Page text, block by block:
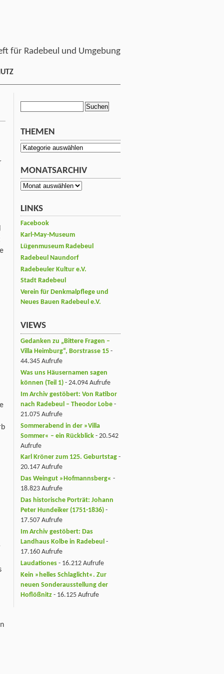
für Radebeul und Umgebung
THEMEN
Themen
MONATSARCHIV
Monatsarchiv
LINKS
Facebook
Karl-May-Museum
Lügenmuseum Radebeul
Radebeul Naundorf
Radebeuler Kultur e.V.
Stadt Radebeul
Verein für Denkmalpflege und
Neues Bauen Radebeul e.V.
VIEWS
Gedanken zu „Bittere Fragen –
Villa Heimburg“, Borstrasse 15 -
44.345 Aufrufe
Was uns Häusernamen sagen
können (Teil 1) - 24.094 Aufrufe
Im Archiv gestöbert: Von Ratibor
nach Radebeul – Theodor Lobe -
21.075 Aufrufe
Sommerabend in der »Villa
Sommer« – ein Rückblick - 20.542
Aufrufe
Karl Kröner zum 125. Geburtstag -
20.147 Aufrufe
Das Weingut »Hofmannsberg« -
18.823 Aufrufe
Das historische Porträt: Johann
Peter Hundeiker (1751-1836) -
17.507 Aufrufe
Im Archiv gestöbert: Das
Landhaus Kolbe in Radebeul -
17.160 Aufrufe
Laudationes - 16.212 Aufrufe
Kein »helles Schlaglicht«. Zur
neuen Sonderausstellung der
Hoflößnitz - 16.125 Aufrufe